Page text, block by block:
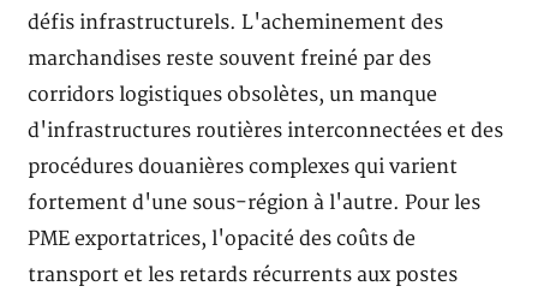
défis infrastructurels. L'acheminement des
marchandises reste souvent freiné par des
corridors logistiques obsolètes, un manque
d'infrastructures routières interconnectées et des
procédures douanières complexes qui varient
fortement d'une sous-région à l'autre. Pour les
PME exportatrices, l'opacité des coûts de
transport et les retards récurrents aux postes